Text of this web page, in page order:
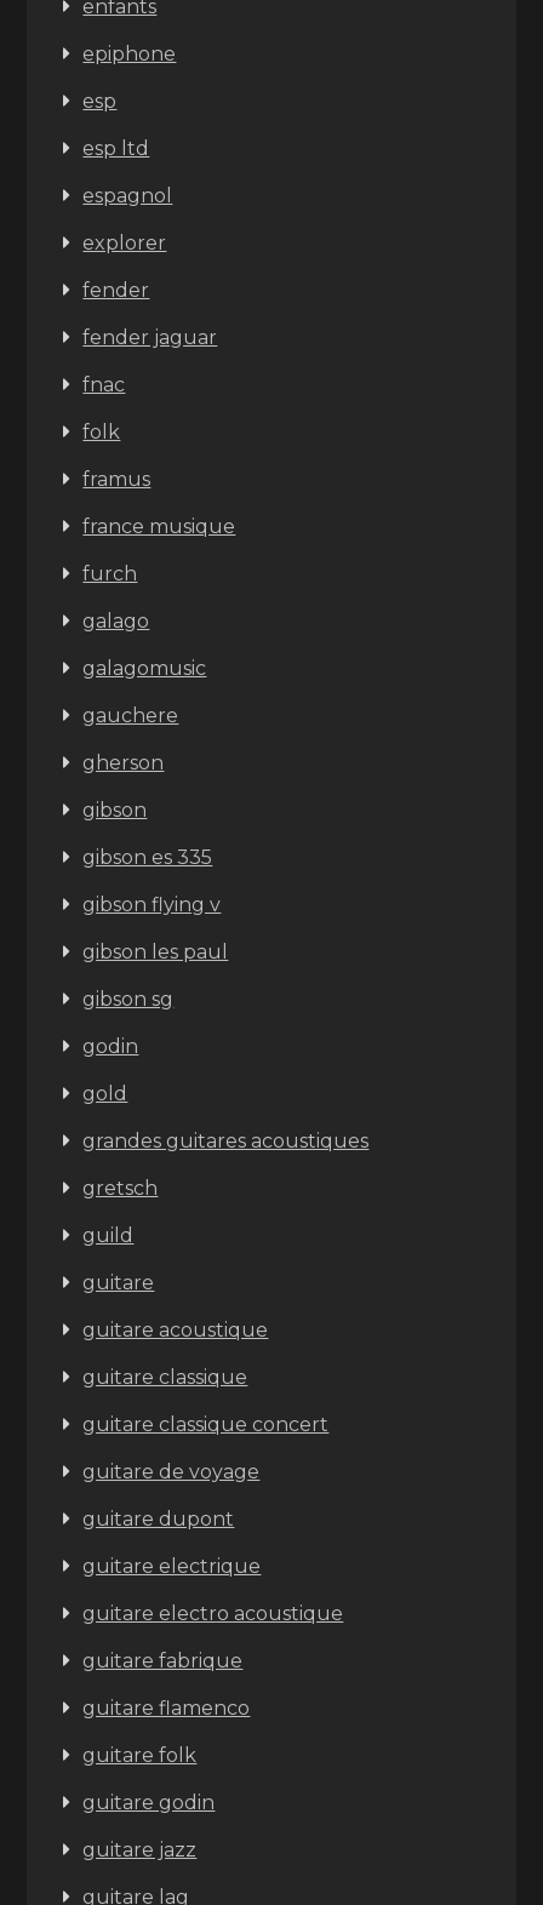
enfants
epiphone
esp
esp ltd
espagnol
explorer
fender
fender jaguar
fnac
folk
framus
france musique
furch
galago
galagomusic
gauchere
gherson
gibson
gibson es 335
gibson flying v
gibson les paul
gibson sg
godin
gold
grandes guitares acoustiques
gretsch
guild
guitare
guitare acoustique
guitare classique
guitare classique concert
guitare de voyage
guitare dupont
guitare electrique
guitare electro acoustique
guitare fabrique
guitare flamenco
guitare folk
guitare godin
guitare jazz
guitare lag